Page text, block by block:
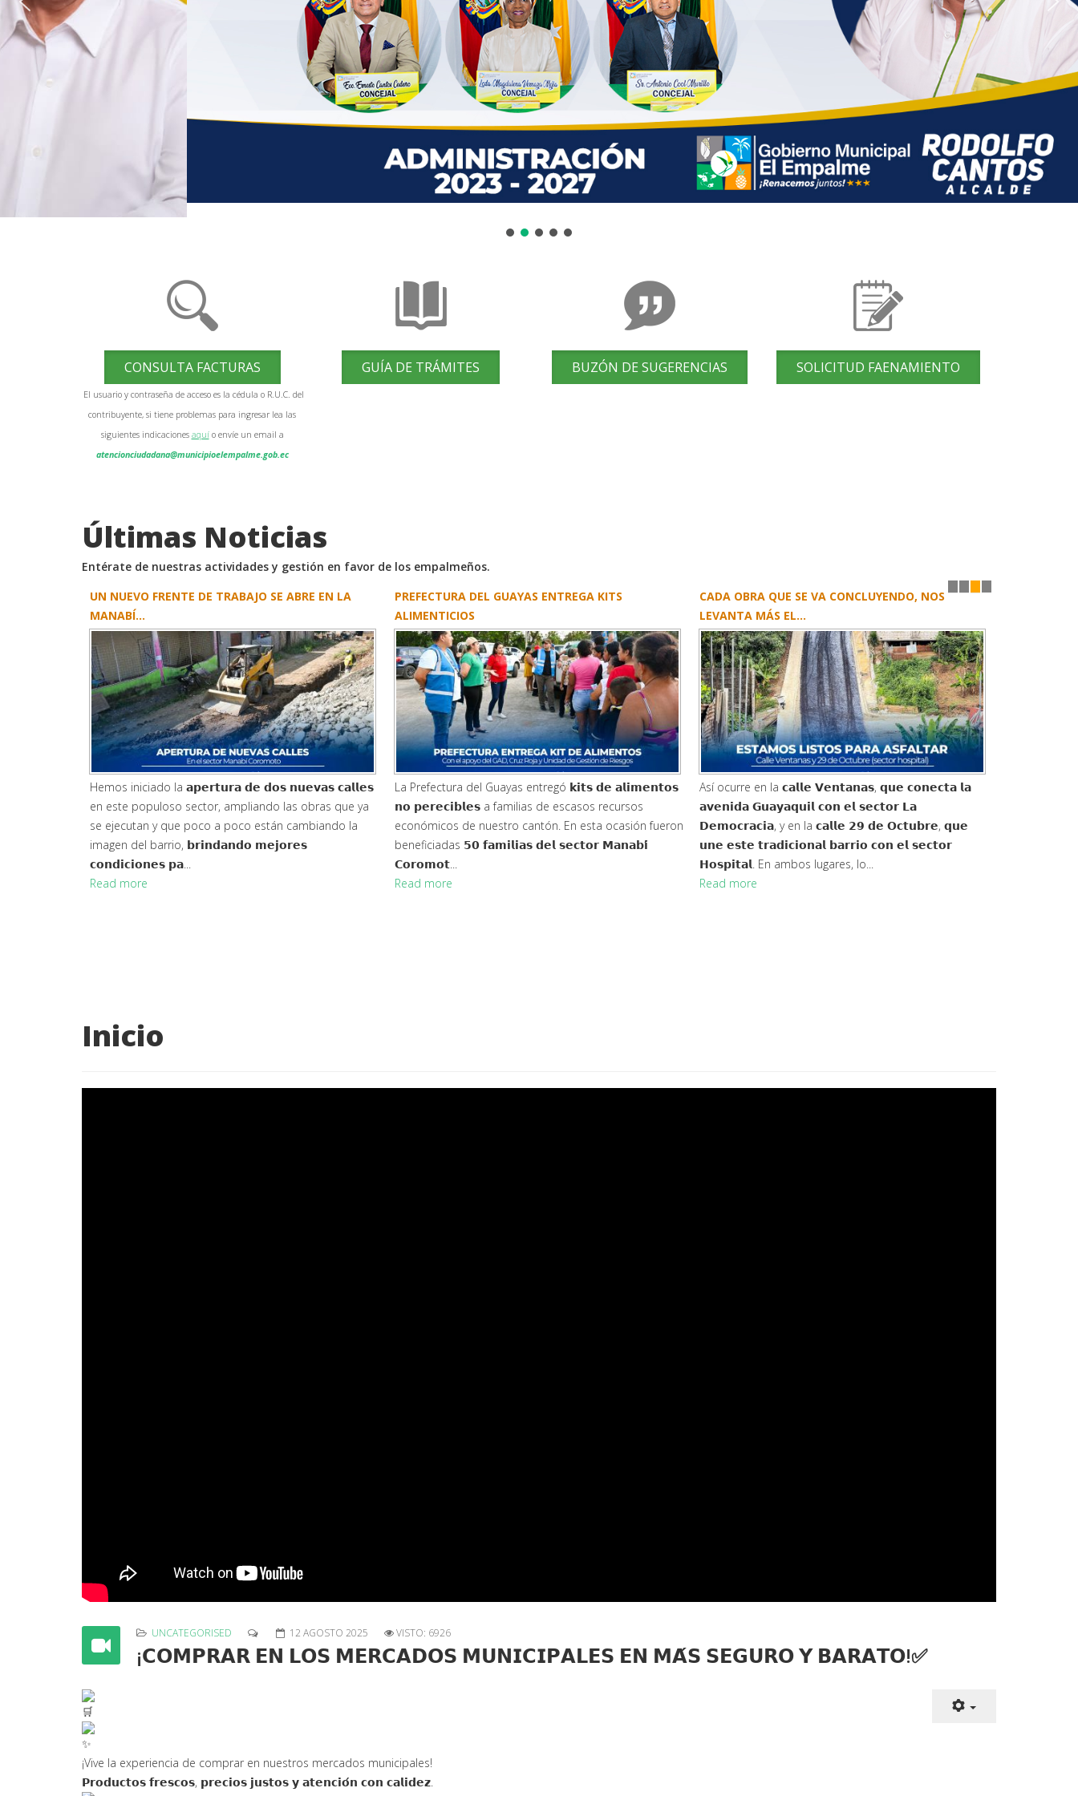
CONSULTA FACTURAS
El usuario y contraseña de acceso es la cédula o R.U.C. del
contribuyente, si tiene problemas para ingresar lea las
siguientes indicaciones aquío envíe un email a
atencionciudadana@municipioelempalme.gob.ec
GUÍA DE TRÁMITES BUZÓN DE SUGERENCIAS SOLICITUD FAENAMIENTO
Últimas Noticias
Entérate de nuestras actividades y gestión en favor de los empalmeños.
1 2 3
UN NUEVO FRENTE DE TRABAJO SE ABRE EN LA
MANABÍ...
Hemos iniciado la 𝗮𝗽𝗲𝗿𝘁𝘂𝗿𝗮 𝗱𝗲 𝗱𝗼𝘀 𝗻𝘂𝗲𝘃𝗮𝘀 𝗰𝗮𝗹𝗹𝗲𝘀
en este populoso sector, ampliando las obras que ya
se ejecutan y que poco a poco están cambiando la
imagen del barrio, 𝗯𝗿𝗶𝗻𝗱𝗮𝗻𝗱𝗼 𝗺𝗲𝗷𝗼𝗿𝗲𝘀
𝗰𝗼𝗻𝗱𝗶𝗰𝗶𝗼𝗻𝗲𝘀 𝗽𝗮...
Read more
PREFECTURA DEL GUAYAS ENTREGA KITS
ALIMENTICIOS
La Prefectura del Guayas entregó 𝗸𝗶𝘁𝘀 𝗱𝗲 𝗮𝗹𝗶𝗺𝗲𝗻𝘁𝗼𝘀
𝗻𝗼 𝗽𝗲𝗿𝗲𝗰𝗶𝗯𝗹𝗲𝘀 a familias de escasos recursos
económicos de nuestro cantón. En esta ocasión fueron
beneficiadas 𝟱𝟬 𝗳𝗮𝗺𝗶𝗹𝗶𝗮𝘀 𝗱𝗲𝗹 𝘀𝗲𝗰𝘁𝗼𝗿 𝗠𝗮𝗻𝗮𝗯𝗶́
𝗖𝗼𝗿𝗼𝗺𝗼𝘁...
Read more
CADA OBRA QUE SE VA CONCLUYENDO, NOS
LEVANTA MÁS EL...
Así ocurre en la 𝗰𝗮𝗹𝗹𝗲 𝗩𝗲𝗻𝘁𝗮𝗻𝗮𝘀, 𝗾𝘂𝗲 𝗰𝗼𝗻𝗲𝗰𝘁𝗮 𝗹𝗮
𝗮𝘃𝗲𝗻𝗶𝗱𝗮 𝗚𝘂𝗮𝘆𝗮𝗾𝘂𝗶𝗹 𝗰𝗼𝗻 𝗲𝗹 𝘀𝗲𝗰𝘁𝗼𝗿 𝗟𝗮
𝗗𝗲𝗺𝗼𝗰𝗿𝗮𝗰𝗶𝗮, y en la 𝗰𝗮𝗹𝗹𝗲 𝟮𝟵 𝗱𝗲 𝗢𝗰𝘁𝘂𝗯𝗿𝗲, 𝗾𝘂𝗲
𝘂𝗻𝗲 𝗲𝘀𝘁𝗲 𝘁𝗿𝗮𝗱𝗶𝗰𝗶𝗼𝗻𝗮𝗹 𝗯𝗮𝗿𝗿𝗶𝗼 𝗰𝗼𝗻 𝗲𝗹 𝘀𝗲𝗰𝘁𝗼𝗿
𝗛𝗼𝘀𝗽𝗶𝘁𝗮𝗹. En ambos lugares, lo...
Read more
Inicio
UNCATEGORISED 12 AGOSTO 2025 VISTO: 6926
¡𝗖𝗢𝗠𝗣𝗥𝗔𝗥 𝗘𝗡 𝗟𝗢𝗦 𝗠𝗘𝗥𝗖𝗔𝗗𝗢𝗦 𝗠𝗨𝗡𝗜𝗖𝗜𝗣𝗔𝗟𝗘𝗦 𝗘𝗡 𝗠𝗔́𝗦 𝗦𝗘𝗚𝗨𝗥𝗢 𝗬 𝗕𝗔𝗥𝗔𝗧𝗢!✅
¡Vive la experiencia de comprar en nuestros mercados municipales!
𝗣𝗿𝗼𝗱𝘂𝗰𝘁𝗼𝘀 𝗳𝗿𝗲𝘀𝗰𝗼𝘀, 𝗽𝗿𝗲𝗰𝗶𝗼𝘀 𝗷𝘂𝘀𝘁𝗼𝘀 𝘆 𝗮𝘁𝗲𝗻𝗰𝗶𝗼́𝗻 𝗰𝗼𝗻 𝗰𝗮𝗹𝗶𝗱𝗲𝘇.